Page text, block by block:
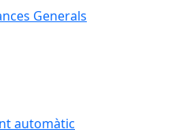
Generals
automàtic